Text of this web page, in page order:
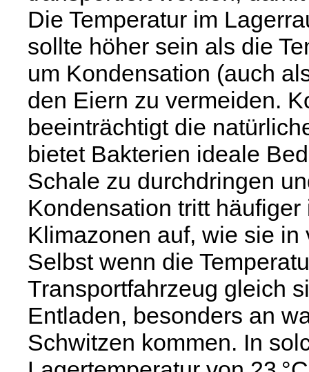
Die Temperatur im
sollte höher sein als die
um Kondensation (auch
den Eiern zu vermeiden.
beeinträchtigt die
bietet Bakterien ideale
Schale zu durchdringen
Kondensation tritt
Klimazonen auf, wie sie
Selbst wenn die
Transportfahrzeug gleich
Entladen, besonders an
Schwitzen kommen. In